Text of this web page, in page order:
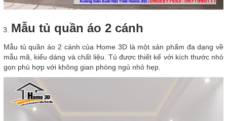
Mẫu tủ quần áo 2 cánh
Mẫu tủ quần áo 2 cánh của Home 3D là một sản phẩm đa dạng về
mẫu mã, kiểu dáng và chất liệu. Tủ được thiết kế với kích thước nhỏ
gọn phù hợp với không gian phòng ngủ nhỏ hẹp.